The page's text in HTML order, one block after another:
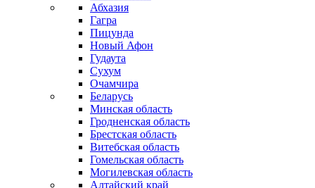
Абхазия
Гагра
Пицунда
Новый Афон
Гудаута
Сухум
Очамчира
Беларусь
Минская область
Гродненская область
Брестская область
Витебская область
Гомельская область
Могилевская область
Алтайский край